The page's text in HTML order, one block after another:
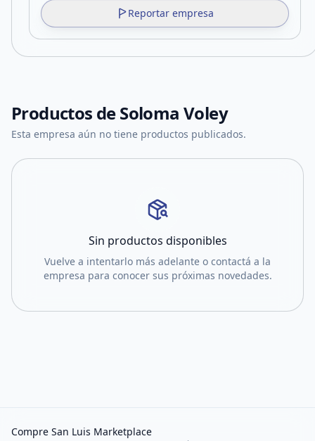
Reportar empresa
Productos deSoloma Voley
Esta empresa aún no tiene productos publicados.
Sin productos disponibles
Vuelve a intentarlo más adelante o contactá a la
empresa para conocer sus próximas novedades.
Compre San Luis Marketplace